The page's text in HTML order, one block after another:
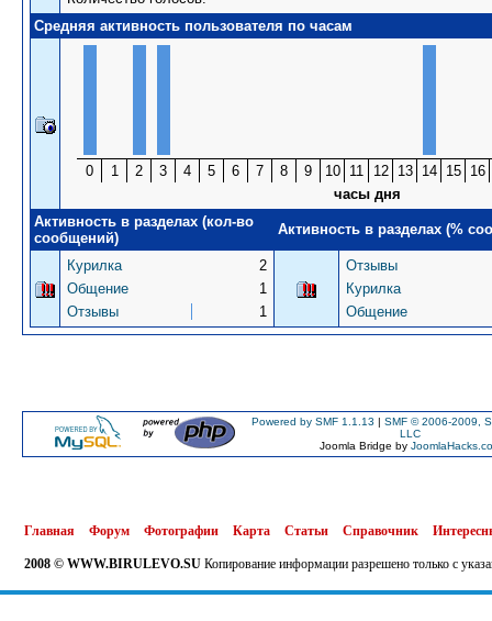
Средняя активность пользователя по часам
0 1 2 3 4 5 6 7 8 9 10 11 12 13 14 15
16
часы дня
Активность в разделах (кол-во
сообщений)
Активность в разделах (%
Курилка
2
Общение
1
Отзывы
1
Отзывы
Курилка
Общение
Powered by SMF 1.1.13 | SMF © 2006-2009,
LLC
Joomla Bridge by
Главная Форум Фотографии Карта Статьи Справочник
2008 © WWW.BIRULEVO.SU Копирование информации разрешено только с